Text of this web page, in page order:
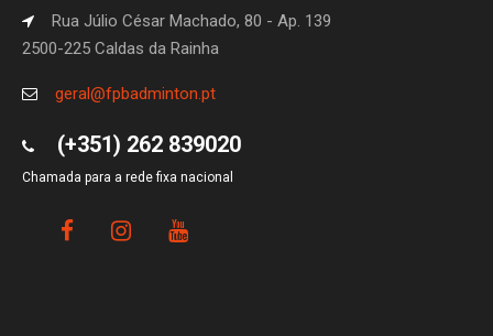
Rua Júlio César Machado, 80 - Ap. 139
2500-225 Caldas da Rainha
geral@fpbadminton.pt
(+351) 262 839020
Chamada para a rede fixa nacional